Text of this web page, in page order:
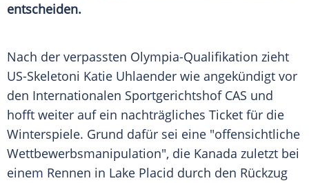
entscheiden.
Nach der verpassten Olympia-Qualifikation zieht
US-Skeletoni Katie Uhlaender wie angekündigt vor
den Internationalen Sportgerichtshof CAS und
hofft weiter auf ein nachträgliches Ticket für die
Winterspiele. Grund dafür sei eine "offensichtliche
Wettbewerbsmanipulation", die Kanada zuletzt bei
einem Rennen in Lake Placid durch den Rückzug